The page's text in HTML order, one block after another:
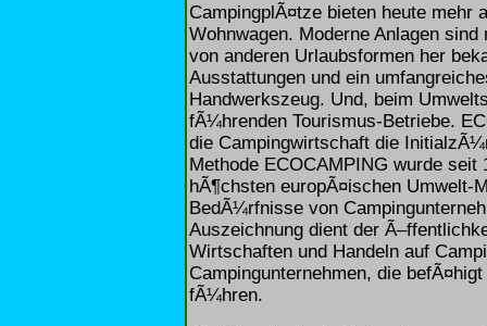
CampingplÃ¤tze bieten heute
Wohnwagen. Moderne Anlagen
von anderen Urlaubsformen her
Ausstattungen und ein
Handwerkszeug. Und, beim
fÃ¼hrenden Tourismus-Betriebe.
die Campingwirtschaft die
Methode ECOCAMPING wurde
hÃ¶chsten europÃ¤ischen Umwelt-
BedÃ¼rfnisse von
Auszeichnung dient der
Wirtschaften und Handeln auf
Campingunternehmen, die
fÃ¼hren.